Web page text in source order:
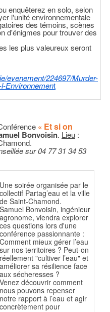
enquêterez en solo, selon
l'unité environnementale
des témoins, scènes
d'énigmes pour trouver des
les plus valeureux seront
evenement/224697/Murder-
Environnement
« Et si on
Bonvoisin. Lieu :
sur 04 77 31 34 53
Une soirée organisée par le
collectif Partag’eau et la ville
de Saint-Chamond.
Samuel Bonvoisin, ingénieur
agronome, viendra explorer
ces questions lors d'une
conférence passionnante :
Comment mieux gérer l’eau
sur nos territoires ? Peut-on
réellement "cultiver l’eau" et
améliorer sa résilience face
aux sécheresses ?
Venez découvrir comment
nous pouvons repenser
notre rapport à l’eau et agir
concrètement pour